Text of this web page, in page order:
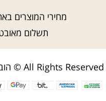
מחירי המוצרים
תשלום
הובי חנות יצירה וחרוזים © All Rights Reserved